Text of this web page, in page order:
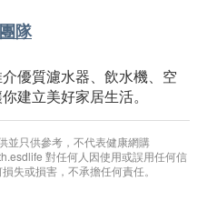
隊
優質濾水器、飲水機、空
建立美好家居生活。
並只供參考，不代表健康網購
對任何人因使用或誤用任何信
失或損害，不承擔任何責任。